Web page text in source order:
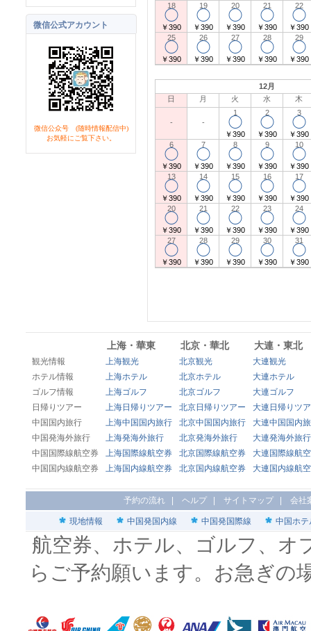
微信公式アカウント
微信公众号 (随時情報配信中)
お気軽にご覧下さい。
18
◯
￥390
19
◯
￥390
20
◯
￥390
21
◯
￥390
22
◯
￥390
25
◯
￥390
26
◯
￥390
27
◯
￥390
28
◯
￥390
29
◯
￥390
12月
日
月 火 水 木
- -
1
◯
￥390
2
◯
￥390
3
◯
￥390
6
◯
￥390
7
◯
￥390
8
◯
￥390
9
◯
￥390
10
◯
￥390
13
◯
￥390
14
◯
￥390
15
◯
￥390
16
◯
￥390
17
◯
￥390
20
◯
￥390
21
◯
￥390
22
◯
￥390
23
◯
￥390
24
◯
￥390
27
◯
￥390
28
◯
￥390
29
◯
￥390
30
◯
￥390
31
◯
￥390
上海・華東 北京・華北 大連・東北
観光情報 上海観光 北京観光
大連観光
ホテル情報
上海ホテル 北京ホテル
大連ホテル
ゴルフ情報
上海ゴルフ 北京ゴルフ
大連ゴルフ
日帰りツアー
上海日帰りツアー 北京日帰りツアー
大連日帰りツ
中国国内旅行
上海中国国内旅行 北京中国国内旅行
大連中国国内
中国発海外旅行
上海発海外旅行 北京発海外旅行
大連発海外旅行
中国国際線航空券
上海国際線航空券 北京国際線航空券
大連国際線航
中国国内線航空券
上海国内線航空券 北京国内線航空券 大連国内線航
予約の流れ ヘルプ サイトマップ 会社
現地情報 中国発国内線 中国発国際線 中国ホテ
航空券、ホテル、ゴルフ、オ
らご予約願います。お急ぎの